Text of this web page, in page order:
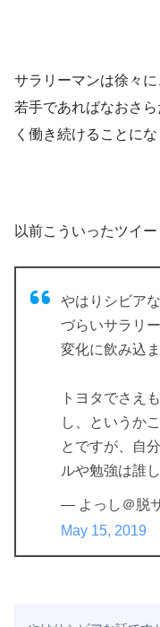
サラリーマンは徐々
若手であればなおさ
く働き続けることに
以前こういったツイー
やはりシビア
づらいサラリ
変化に飲み込
トヨタでさえ
し、というか
とですが、自
ルや勉強は誰
— よっし＠脱
May 15, 2019